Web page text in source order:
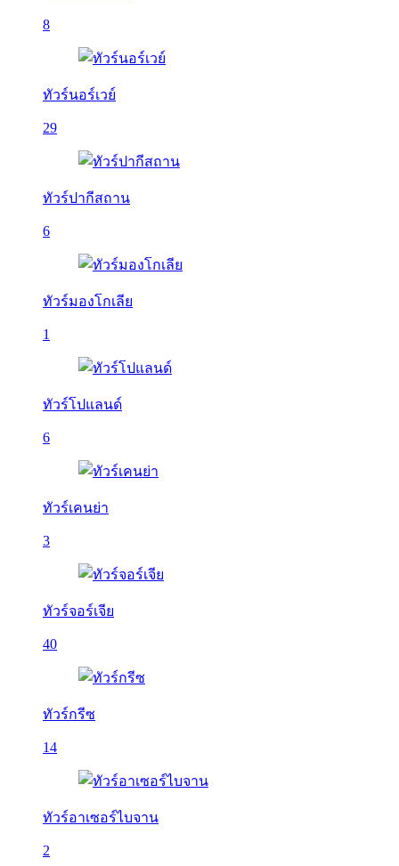
8
ทัวร์นอร์เวย์
29
ทัวร์ปากีสถาน
6
ทัวร์มองโกเลีย
1
ทัวร์โปแลนด์
6
ทัวร์เคนย่า
3
ทัวร์จอร์เจีย
40
ทัวร์กรีซ
14
ทัวร์อาเซอร์ไบจาน
2